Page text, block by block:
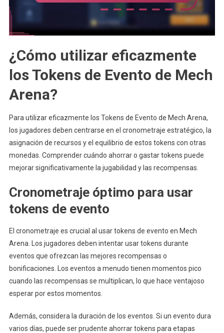
¿Cómo utilizar eficazmente
los Tokens de Evento de Mech
Arena?
Para utilizar eficazmente los Tokens de Evento de Mech Arena,
los jugadores deben centrarse en el cronometraje estratégico, la
asignación de recursos y el equilibrio de estos tokens con otras
monedas. Comprender cuándo ahorrar o gastar tokens puede
mejorar significativamente la jugabilidad y las recompensas.
Cronometraje óptimo para usar
tokens de evento
El cronometraje es crucial al usar tokens de evento en Mech
Arena. Los jugadores deben intentar usar tokens durante
eventos que ofrezcan las mejores recompensas o
bonificaciones. Los eventos a menudo tienen momentos pico
cuando las recompensas se multiplican, lo que hace ventajoso
esperar por estos momentos.
Además, considera la duración de los eventos. Si un evento dura
varios días, puede ser prudente ahorrar tokens para etapas